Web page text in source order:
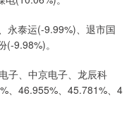
泰运(-9.99%)、退市国
9.98%)。
、中京电子、龙辰科
、46.955%、45.781%、4